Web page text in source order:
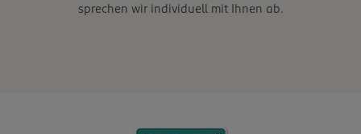
sprechen wir individuell mit Ihnen ab.